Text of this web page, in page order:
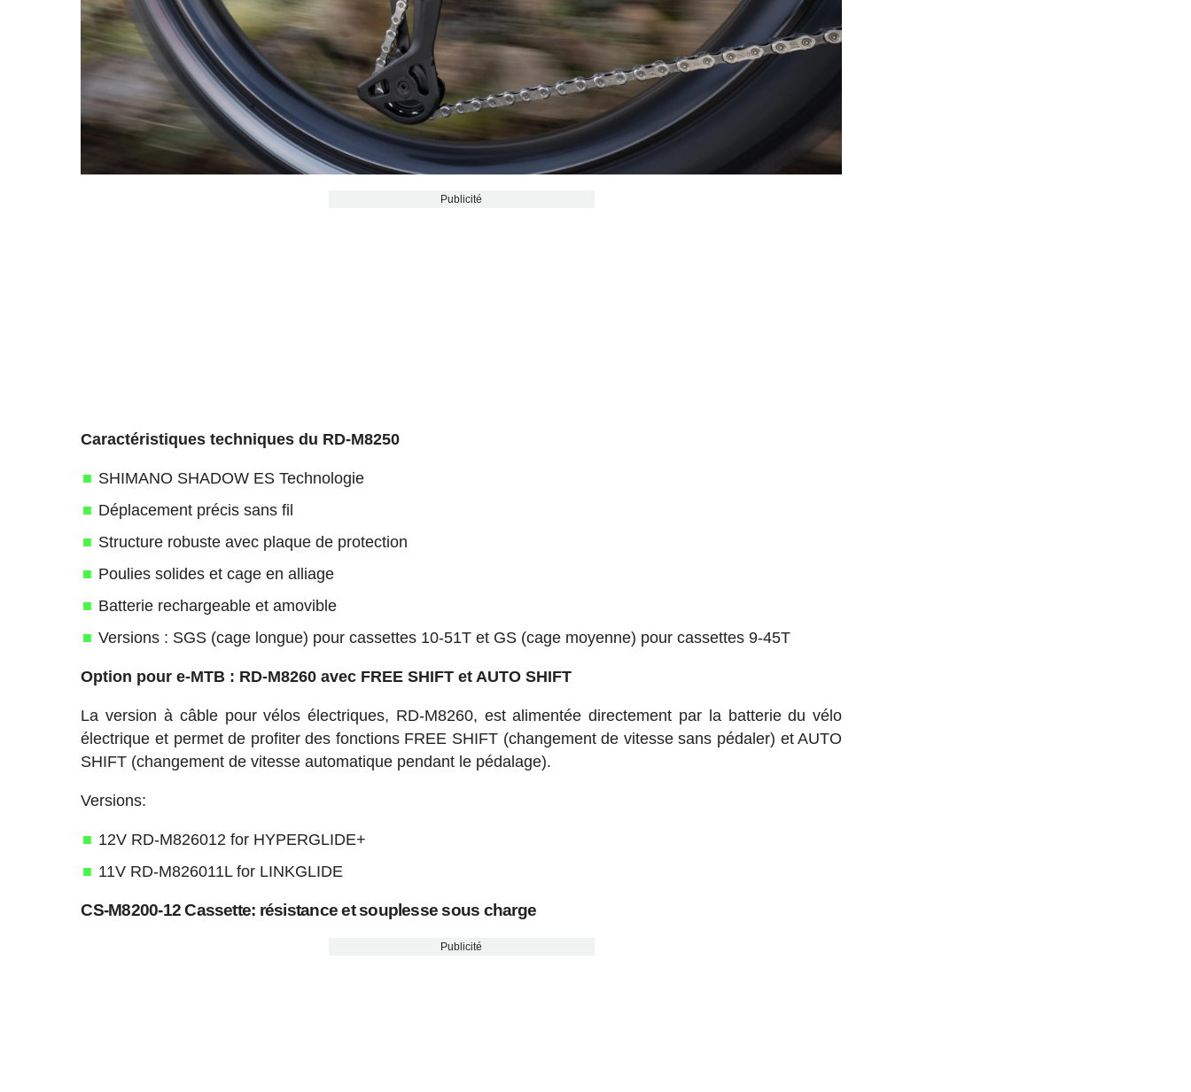
Publicité
Caractéristiques techniques du RD-M8250
SHIMANO SHADOW ES Technologie
Déplacement précis sans fil
Structure robuste avec plaque de protection
Poulies solides et cage en alliage
Batterie rechargeable et amovible
Versions : SGS (cage longue) pour cassettes 10-51T et GS (cage moyenne) pour cassettes 9-45T
Option pour e-MTB : RD-M8260 avec FREE SHIFT et AUTO SHIFT
La version à câble pour vélos électriques, RD-M8260, est alimentée directement par la batterie du vélo
électrique et permet de profiter des fonctions FREE SHIFT (changement de vitesse sans pédaler) et AUTO
SHIFT (changement de vitesse automatique pendant le pédalage).
Versions:
12V RD-M826012 for HYPERGLIDE+
11V RD-M826011L for LINKGLIDE
CS-M8200-12 Cassette: résistance et souplesse sous charge
Publicité